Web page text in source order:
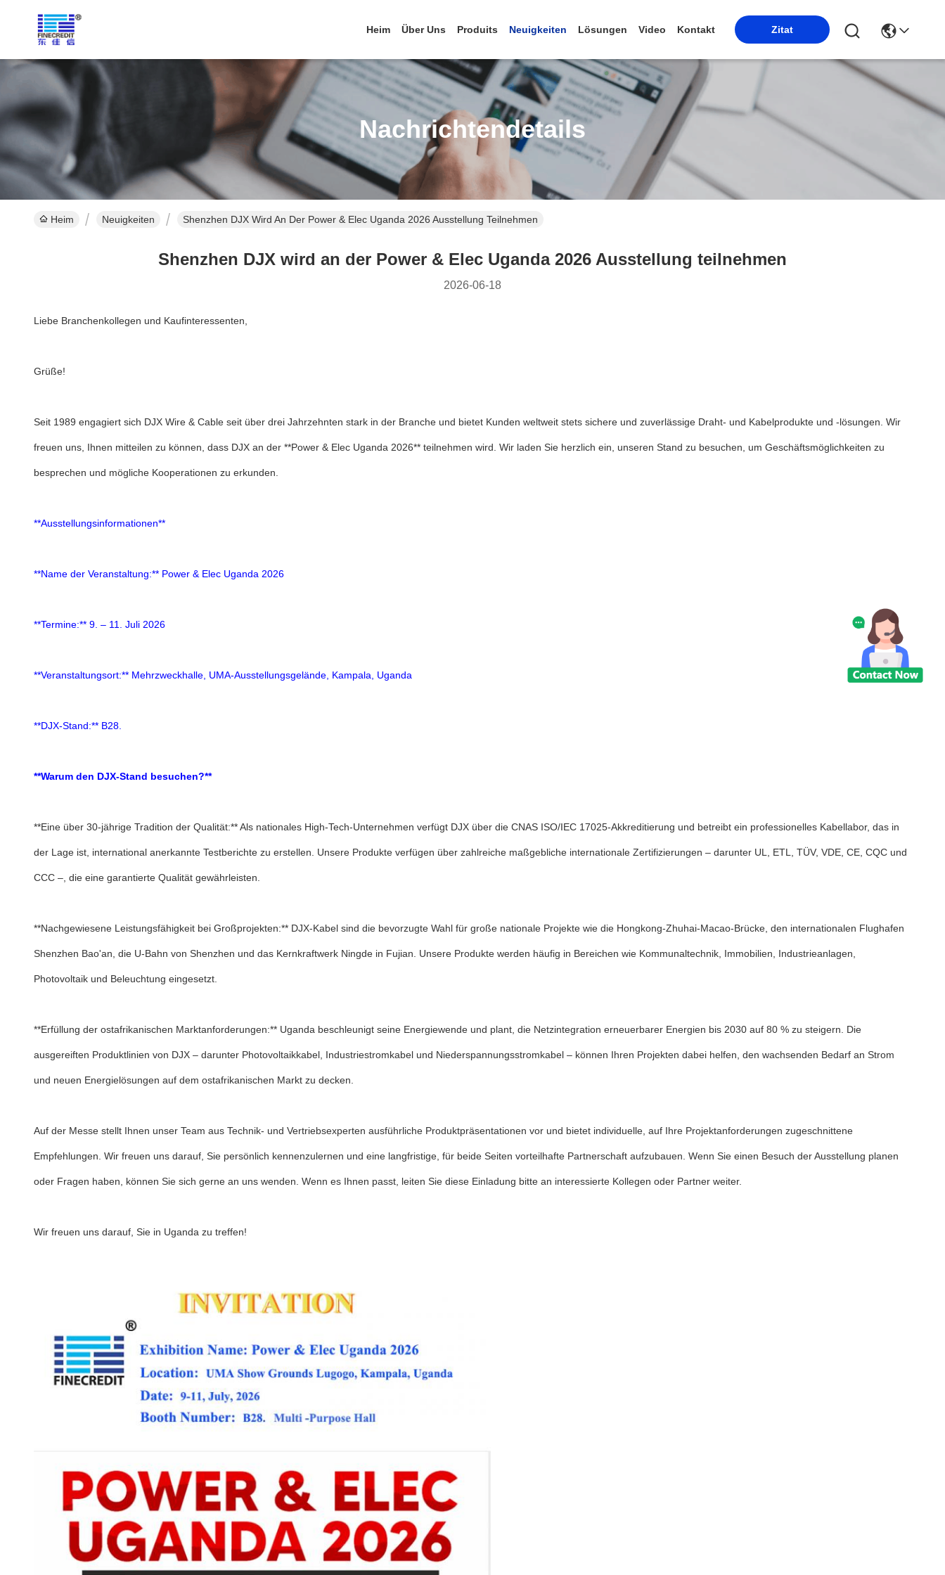
Heim Über Uns Produits Neuigkeiten Lösungen Video Kontakt Zitat
Nachrichtendetails
Heim Neuigkeiten Shenzhen DJX Wird An Der Power & Elec Uganda 2026 Ausstellung Teilnehmen
Shenzhen DJX wird an der Power & Elec Uganda 2026 Ausstellung teilnehmen
2026-06-18
Liebe Branchenkollegen und Kaufinteressenten,
Grüße!
Seit 1989 engagiert sich DJX Wire & Cable seit über drei Jahrzehnten stark in der Branche und bietet Kunden weltweit stets sichere und zuverlässige Draht- und Kabelprodukte und -lösungen. Wir
freuen uns, Ihnen mitteilen zu können, dass DJX an der **Power & Elec Uganda 2026** teilnehmen wird. Wir laden Sie herzlich ein, unseren Stand zu besuchen, um Geschäftsmöglichkeiten zu
besprechen und mögliche Kooperationen zu erkunden.
**Ausstellungsinformationen**
**Name der Veranstaltung:** Power & Elec Uganda 2026
**Termine:** 9. – 11. Juli 2026
**Veranstaltungsort:** Mehrzweckhalle, UMA-Ausstellungsgelände, Kampala, Uganda
**DJX-Stand:** B28.
**Warum den DJX-Stand besuchen?**
**Eine über 30-jährige Tradition der Qualität:** Als nationales High-Tech-Unternehmen verfügt DJX über die CNAS ISO/IEC 17025-Akkreditierung und betreibt ein professionelles Kabellabor, das in
der Lage ist, international anerkannte Testberichte zu erstellen. Unsere Produkte verfügen über zahlreiche maßgebliche internationale Zertifizierungen – darunter UL, ETL, TÜV, VDE, CE, CQC und
CCC –, die eine garantierte Qualität gewährleisten.
**Nachgewiesene Leistungsfähigkeit bei Großprojekten:** DJX-Kabel sind die bevorzugte Wahl für große nationale Projekte wie die Hongkong-Zhuhai-Macao-Brücke, den internationalen Flughafen
Shenzhen Bao'an, die U-Bahn von Shenzhen und das Kernkraftwerk Ningde in Fujian. Unsere Produkte werden häufig in Bereichen wie Kommunaltechnik, Immobilien, Industrieanlagen,
Photovoltaik und Beleuchtung eingesetzt.
**Erfüllung der ostafrikanischen Marktanforderungen:** Uganda beschleunigt seine Energiewende und plant, die Netzintegration erneuerbarer Energien bis 2030 auf 80 % zu steigern. Die
ausgereiften Produktlinien von DJX – darunter Photovoltaikkabel, Industriestromkabel und Niederspannungsstromkabel – können Ihren Projekten dabei helfen, den wachsenden Bedarf an Strom
und neuen Energielösungen auf dem ostafrikanischen Markt zu decken.
Auf der Messe stellt Ihnen unser Team aus Technik- und Vertriebsexperten ausführliche Produktpräsentationen vor und bietet individuelle, auf Ihre Projektanforderungen zugeschnittene
Empfehlungen. Wir freuen uns darauf, Sie persönlich kennenzulernen und eine langfristige, für beide Seiten vorteilhafte Partnerschaft aufzubauen. Wenn Sie einen Besuch der Ausstellung planen
oder Fragen haben, können Sie sich gerne an uns wenden. Wenn es Ihnen passt, leiten Sie diese Einladung bitte an interessierte Kollegen oder Partner weiter.
Wir freuen uns darauf, Sie in Uganda zu treffen!